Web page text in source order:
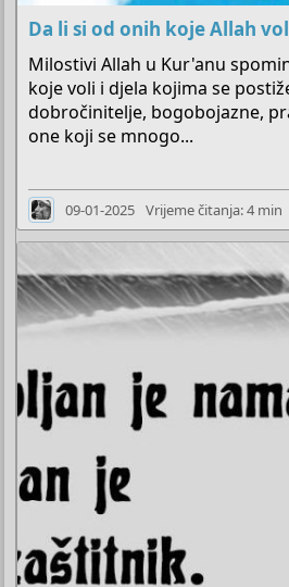
Da li si od onih koje Allah
Milostivi Allah u Kur'anu
koje voli i djela kojima se
dobročinitelje, bogobojazne,
one koji se mnogo...
09-01-2025 Vrijeme čitanja: 4 min